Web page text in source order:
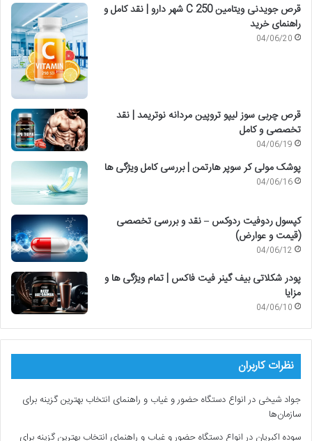
قرص جویدنی ویتامین C 250 شهر دارو | نقد کامل و
راهنمای خرید
04/06/20
قرص چربی سوز لیپو تروپین مردانه نوتریمد | نقد
تخصصی و کامل
04/06/19
پوشک مولی کر سوپر هارتمن | بررسی کامل ویژگی ها
04/06/16
کپسول ردوفیت ردوکس – نقد و بررسی تخصصی
(قیمت و عوارض)
04/06/12
پودر شکلاتی بیف گینر فیت فاکس | تمام ویژگی ها و
مزایا
04/06/10
نظرات کاربران
جواد شیخی درانواع دستگاه حضور و غیاب و راهنمای انتخاب بهترین گزینه برای
سازمان‌ها
سوده اکبریان در انواع دستگاه حضور و غیاب و راهنمای انتخاب بهترین گزینه برای